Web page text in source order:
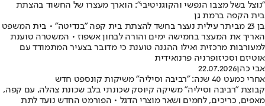
"נוצל בשל מצבו הנפשי והקוגניטיבי": הוארך מעצרו של החשוד בהצתת
בית הקפה ברמת גן
בן 23 מביתר עילית נעצר בחשד להצתת בית קפה "בנדיטה" • בית המשפט
האריך את המעצר בחמישה ימים והורה לבחון אשפוז • המשטרה טוענת
למעורבות מרכזית ואילו ההגנה טוענת כי מדובר בצעיר המתמודד עם
אוטיזם וסכיזופרניה פרנואידית
אבי כהן22.07.2026
אחרי כמעט 40 שנה: "רביבה וסיליה" משיקות קונספט חדש
קבוצת "רביבה וסיליה" משיקה קיוסק שכונתי בלב שכונת צהלה, עם קפה,
מאפים, כריכים, לחמים ושאר מוצרי הדגל • הפורמט החדש נועד לתת